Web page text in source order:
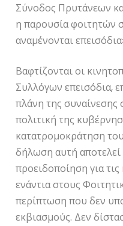
Σύνοδος Πρυτάνεων
η παρουσία φοιτητών
αναμένονται
Βαφτίζονται οι
Συλλόγων επεισόδια,
πλάνη της συναίνεσης
πολιτική της
κατατρομοκράτηση
δήλωση αυτή αποτελεί
προειδοποίηση για τις
ενάντια στους
περίπτωση που δεν
εκβιασμούς. Δεν